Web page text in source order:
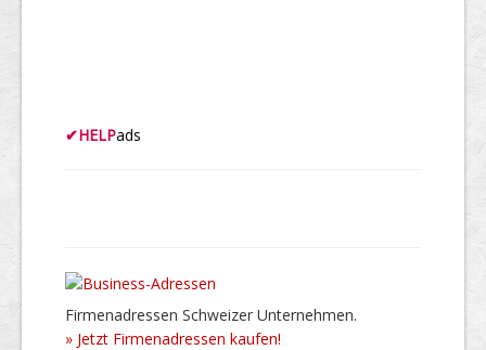
✔HELPads
Firmenadressen Schweizer Unternehmen.
» Jetzt Firmenadressen kaufen!